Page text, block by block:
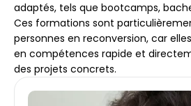
adaptés, tels que bootcamps,
Ces formations sont
personnes en reconversion, car
en compétences rapide et
des projets concrets.